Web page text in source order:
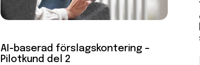
AI-baserad förslagskontering –
Pilotkund del 2